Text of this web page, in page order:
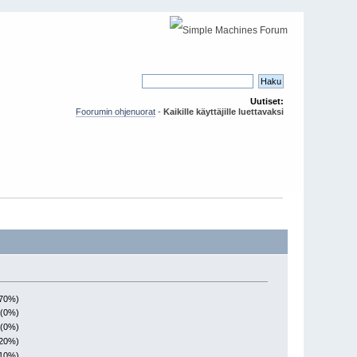
Uutiset:
Foorumin ohjenuorat- Kaikille käyttäjille luettavaksi